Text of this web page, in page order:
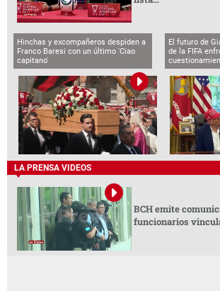
Hinchas y excompañeros despiden a
Franco Baresi con un último 'Ciao
capitano'
El futuro de
de la FIFA
LA PRENSA VIDEOS
BCH emite
funcionarios